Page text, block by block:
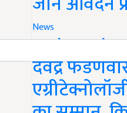
News
देवेंद्र